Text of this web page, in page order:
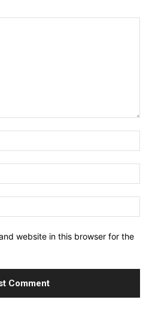
website in this browser for the